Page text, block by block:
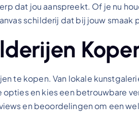
dat jou aanspreekt. Of je nu
schilderij dat bij jouw smaak
te kopen. Van lokale
opties en kies een betrouwbare
en beoordelingen om een